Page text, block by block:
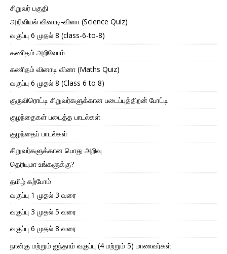
சிறுவர் பகுதி
அறிவியல் வினாடி-வினா (Science Quiz)
வகுப்பு 6 முதல் 8 (class-6-to-8)
கணிதம் அறிவோம்
கணிதம் வினாடி வினா (Maths Quiz)
வகுப்பு 6 முதல் 8 (Class 6 to 8)
குருவிரொட்டி சிறுவர்களுக்கான படைப்புத்திறன் போட்டி
குழந்தைகள் படைத்த பாடல்கள்
குழந்தைப் பாடல்கள்
சிறுவர்களுக்கான பொது அறிவு
தெரியுமா உங்களுக்கு?
தமிழ் கற்போம்
வகுப்பு 1 முதல் 3 வரை
வகுப்பு 3 முதல் 5 வரை
வகுப்பு 6 முதல் 8 வரை
நான்கு மற்றும் ஐந்தாம் வகுப்பு (4 மற்றும் 5) மாணவர்கள்